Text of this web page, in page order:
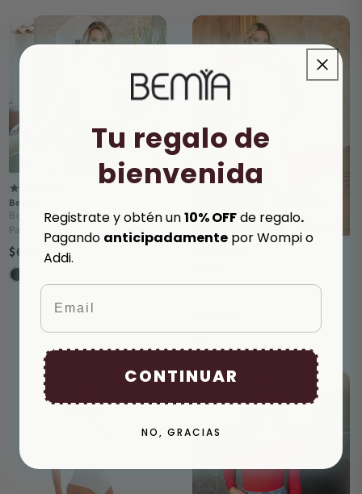
Bemia
Body Moldeador Seamless Tipo
Panty Confort Breeze | Ref. 7862
$69.900
Hilo Confort Breeze | Ref. 7861
Tu regalo de
bienvenida
Registrate y obtén un10% OFFde regalo.
Pagando anticipadamente por Wompi o
Addi.
Email
CONTINUAR
NO, GRACIAS